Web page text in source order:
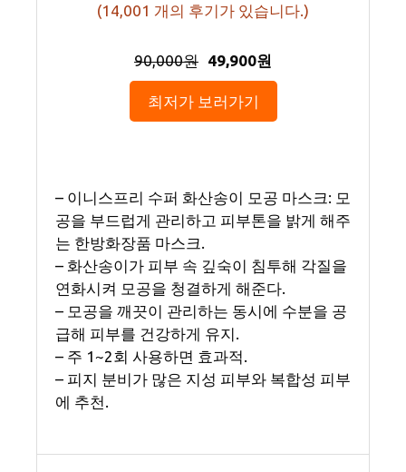
(14,001 개의 후기가 있습니다.)
90,000원 49,900원
최저가 보러가기
– 이니스프리 수퍼 화산송이 모공 마스크: 모
공을 부드럽게 관리하고 피부톤을 밝게 해주
는 한방화장품 마스크.
– 화산송이가 피부 속 깊숙이 침투해 각질을
연화시켜 모공을 청결하게 해준다.
– 모공을 깨끗이 관리하는 동시에 수분을 공
급해 피부를 건강하게 유지.
– 주 1~2회 사용하면 효과적.
– 피지 분비가 많은 지성 피부와 복합성 피부
에 추천.